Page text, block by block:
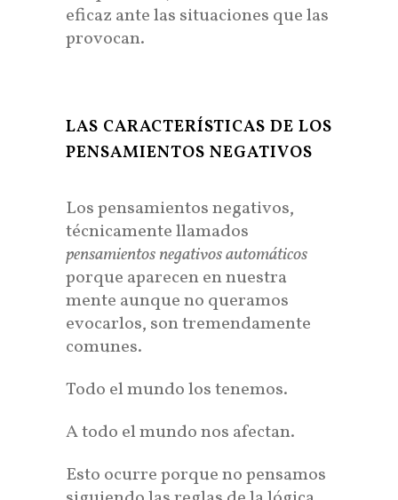
eficaz ante las situaciones que las
provocan.
LAS CARACTERÍSTICAS DE LOS
PENSAMIENTOS NEGATIVOS
Los pensamientos negativos,
técnicamente llamados
pensamientos negativos automáticos
porque aparecen en nuestra
mente aunque no queramos
evocarlos, son tremendamente
comunes.
Todo el mundo los tenemos.
A todo el mundo nos afectan.
Esto ocurre porque no pensamos